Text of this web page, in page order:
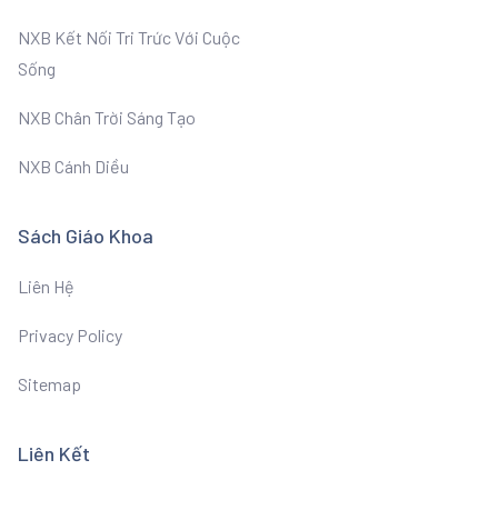
NXB Kết Nối Tri Trức Với Cuộc
Sống
NXB Chân Trời Sáng Tạo
NXB Cánh Diều
Sách Giáo Khoa
Liên Hệ
Privacy Policy
Sitemap
Liên Kết